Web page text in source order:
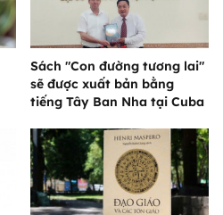
Sách "Con đường tương lai"
sẽ được xuất bản bằng
tiếng Tây Ban Nha tại Cuba